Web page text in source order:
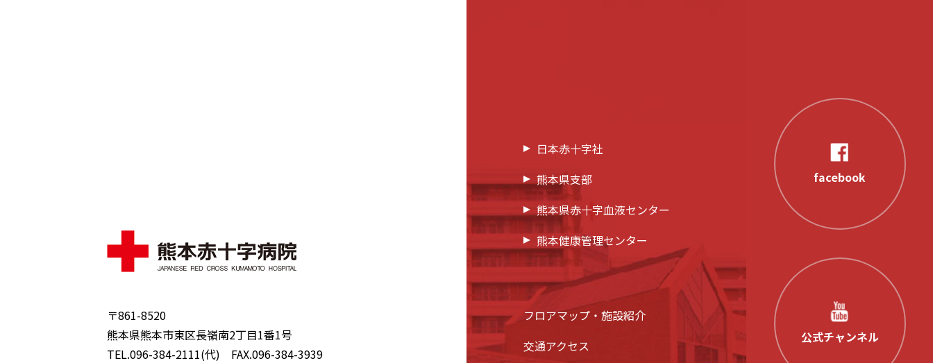
〒861-8520
熊本県熊本市東区長嶺南2丁目1番1号
TEL.096-384-2111(代) FAX.096-384-3939
日本赤十字社
熊本県支部
熊本県赤十字血液センター
熊本健康管理センター
フロアマップ・施設紹介
交通アクセス
facebook
公式チャンネル